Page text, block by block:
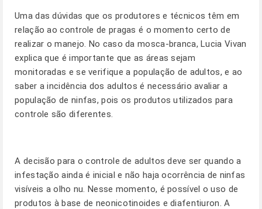
Uma das dúvidas que os produtores e técnicos têm em
relação ao controle de pragas é o momento certo de
realizar o manejo. No caso da mosca-branca, Lucia Vivan
explica que é importante que as áreas sejam
monitoradas e se verifique a população de adultos, e ao
saber a incidência dos adultos é necessário avaliar a
população de ninfas, pois os produtos utilizados para
controle são diferentes.
A decisão para o controle de adultos deve ser quando a
infestação ainda é inicial e não haja ocorrência de ninfas
visíveis a olho nu. Nesse momento, é possível o uso de
produtos à base de neonicotinoides e diafentiuron. A